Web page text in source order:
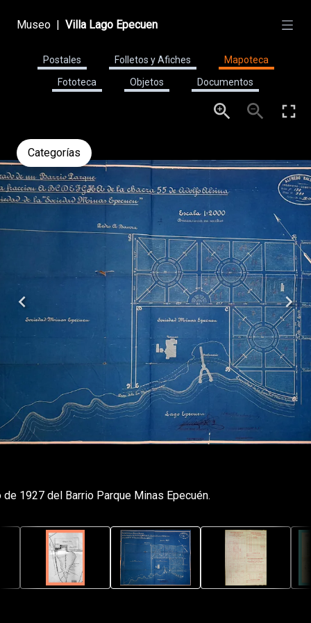
Museo | Villa Lago Epecuen
Postales Folletos y Afiches
Mapoteca
Fototeca
Objetos Documentos
Categorías
de 1927 del Barrio Parque Minas Epecuén.